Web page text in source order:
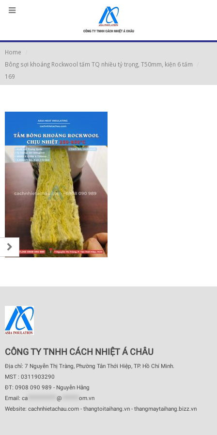
Home
Bông sợi khoáng Rockwool tấm TQ nhiều tỷ trọng, T50mm, kiện 6 tấm
169
CÔNG TY TNHH CÁCH NHIỆT Á CHÂU
Địa chỉ: 7 Nguyễn Thị Tràng, Phường Tân Thới Hiệp, TP. Hồ Chí Minh.
MST : 0311903290
ĐT: 0908 090 989 - Nguyễn Hằng
Email: ca @
om.vn
Website: cachnhietachau.com - thangtoitaihang.vn - thangmaytaihang.bizz.vn